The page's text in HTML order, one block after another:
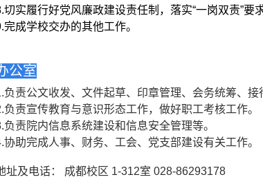
切实履行好党风廉政建设责任制，落实“一岗双责”要求
完成学校交办的其他工作。
公室
负责公文收发、文件起草、印章管理、会务统筹、接
负责宣传教育与意识形态工作，做好职工考核工作。
负责院内信息系统建设和信息安全管理等。
协助完成人事、财务、工会、党支部建设有关工作。
址及电话： 成都校区 1-312室 028-86293178